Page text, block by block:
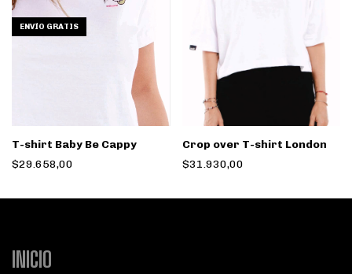
ENVÍO GRATIS
T-shirt Baby Be Cappy
$29.658,00
Crop over T-shirt London
$31.930,00
INICIO